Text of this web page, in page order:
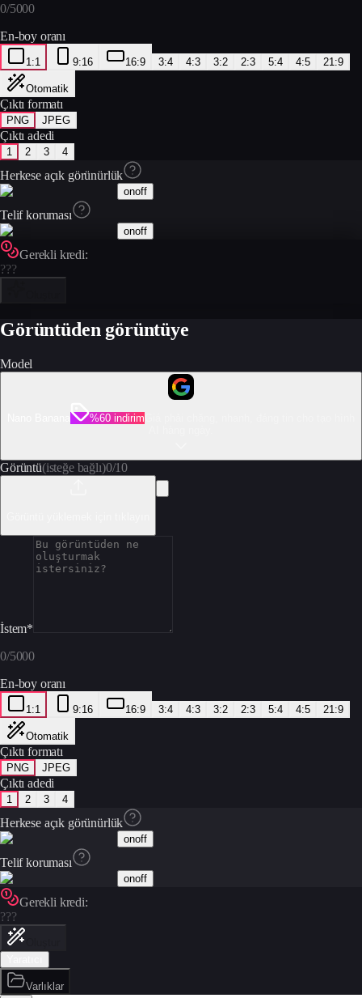
0/5000
En-boy oranı
1:1 9:16 16:9 3:4 4:3 3:2 2:3 5:4 4:5 21:9
Otomatik
Çıktı formatı
PNG JPEG
Çıktı adedi
1 2 3 4
Herkese açık görünürlük
onoff
Telif koruması
onoff
Gerekli kredi:
???
Görüntüden görüntüye
Model
%60 indirim
Görüntü(isteğe bağlı)0/10
İstem*
0/5000
En-boy oranı
1:1 9:16 16:9 3:4 4:3 3:2 2:3 5:4 4:5 21:9
Otomatik
Çıktı formatı
PNG JPEG
Çıktı adedi
1 2 3 4
Herkese açık görünürlük
onoff
Telif koruması
onoff
Gerekli kredi:
???
Varlıklar